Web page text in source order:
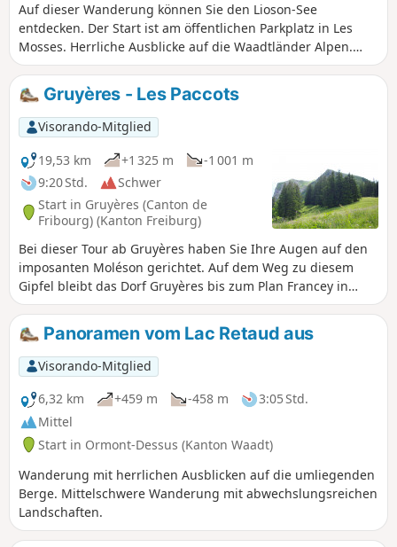
Auf dieser Wanderung können Sie den Lioson-See
entdecken. Der Start ist am öffentlichen Parkplatz in Les
Mosses. Herrliche Ausblicke auf die Waadtländer Alpen.
Unterwegs können Sie auch Produkte vom Bauernhof
kaufen.Gruyères - Les Paccots
Visorando-Mitglied
19,53 km
+1 325 m
-1 001 m
9:20 Std.
Schwer
Start in Gruyères (Canton de
Fribourg) (Kanton Freiburg)
Bei dieser Tour ab Gruyères haben Sie Ihre Augen auf den
imposanten Moléson gerichtet. Auf dem Weg zu diesem
Gipfel bleibt das Dorf Gruyères bis zum Plan Francey in
Ihrem Rücken. Sie verlassen vorübergehend den
Alpenpanorama-Weg Nr. 3, um den Moléson zu besteigen,
den höchsten Punkt dieser Wanderung. Zurück auf dem
Weg Nr. 3, in Villard Dessus, erreichen Sie Les Paccots über
einen Abstieg durch den Wald.
Panoramen vom Lac Retaud aus
Visorando-Mitglied
6,32 km
+459 m -458 m
3:05 Std.
Mittel
Start in Ormont-Dessus (Kanton Waadt)
Wanderung mit herrlichen Ausblicken auf die umliegenden
Berge. Mittelschwere Wanderung mit abwechslungsreichen
Landschaften.